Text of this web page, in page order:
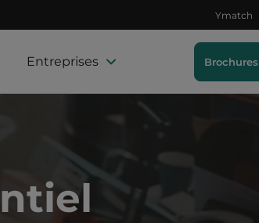
Entreprises
Ymatch
Brochures